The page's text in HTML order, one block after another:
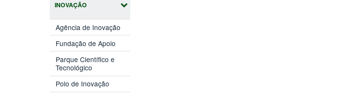
INOVAÇÃO
Agência de Inovação
em
janela)
Fundação de Apoio
em
Parque Científico e
Tecnológico
em
nova
janela)
Polo de Inovação
em